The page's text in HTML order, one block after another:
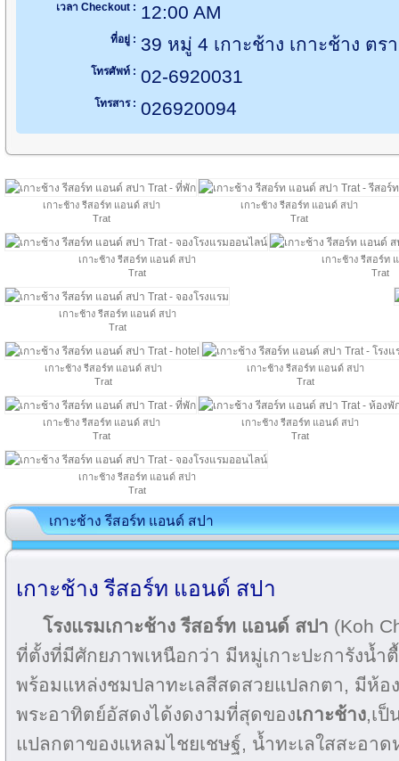
เวลา Checkout : 12:00 AM
ที่อยู่ : 39 หมู่ 4 เกาะช้าง เกาะช้าง ตร
โทรศัพท์ : 02-6920031
โทรสาร : 026920094
เกาะช้าง รีสอร์ท แอนด์ สปา
Trat
เกาะช้าง รีสอร์ท แอนด์ สปา
Trat
เกาะช้าง รีสอร์ท แอนด์ สปา
Trat
เกาะช้าง รีสอร์ท
Trat
เกาะช้าง รีสอร์ท แอนด์ สปา
Trat
เกาะช้าง รีสอร์ท แอนด์ สปา
Trat
เกาะช้าง รีสอร์ท แอนด์ สปา
Trat
เกาะช้าง รีสอร์ท แอนด์ สปา
Trat
เกาะช้าง รีสอร์ท แอนด์ สปา
Trat
เกาะช้าง รีสอร์ท แอนด์ สปา
Trat
เกาะช้าง รีสอร์ท แอนด์ สปา
เกาะช้าง รีสอร์ท แอนด์ สปา
โรงแรมเกาะช้าง รีสอร์ท แอนด์ สปา (Koh
ที่ตั้งที่มีศักยภาพเหนือกว่า มีหมู่เกาะปะการังน้ำ
พร้อมแหล่งชมปลาทะเลสีสดสวยแปลกตา, มีห้อ
พระอาทิตย์อัสดงได้งดงามที่สุดของเกาะช้าง,เ
แปลกตาของแหลมไชยเชษฐ์, น้ำทะเลใสสะอา